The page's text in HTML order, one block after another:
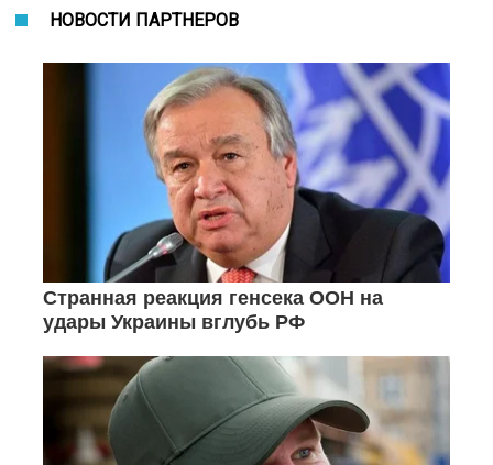
НОВОСТИ ПАРТНЕРОВ